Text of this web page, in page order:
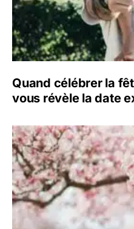
Quand célébrer la
vous révèle la date